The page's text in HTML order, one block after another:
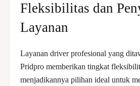
Fleksibilitas dan
Layanan
Layanan driver profesional yang
Pridpro memberikan tingkat
menjadikannya pilihan ideal untuk